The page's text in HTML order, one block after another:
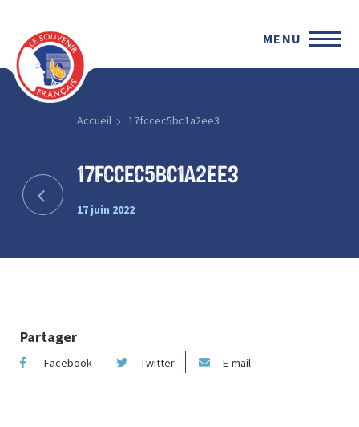
MENU
Accueil 17fccec5bc1a2ee3
17fccec5bc1a2ee3
17 juin 2022
Partager
Facebook Twitter E-mail